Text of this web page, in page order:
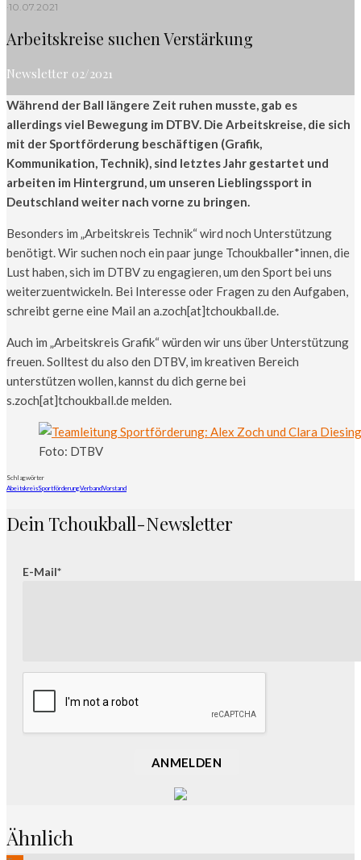
·10.07.2021
Arbeitskreise suchen Verstärkung
Newsletter 02/2021
Während der Ball längere Zeit ruhen musste, gab es
allerdings viel Bewegung im DTBV. Die Arbeitskreise, die sich
mit der Sportförderung beschäftigen (Grafik,
Kommunikation, Technik), sind letztes Jahr gestartet und
arbeiten im Hintergrund, um unseren Lieblingssport in
Deutschland weiter nach vorne zu bringen.
Besonders im „Arbeitskreis Technik“ wird noch Unterstützung
benötigt. Wir suchen noch ein paar junge Tchoukballer*innen, die
Lust haben, sich im DTBV zu engagieren, um den Sport bei uns
weiterzuentwickeln. Bei Interesse oder Fragen zu den Aufgaben,
schreibt gerne eine Mail an a.zoch[at]tchoukball.de.
Auch im „Arbeitskreis Grafik“ würden wir uns über Unterstützung
freuen. Solltest du also den DTBV, im kreativen Bereich
unterstützen wollen, kannst du dich gerne bei
s.zoch[at]tchoukball.de melden.
Foto: DTBV
Schlagwörter
AbeitskreisSportförderungVerbandVorstand
Dein Tchoukball-Newsletter
E-Mail*
ANMELDEN
Ähnlich